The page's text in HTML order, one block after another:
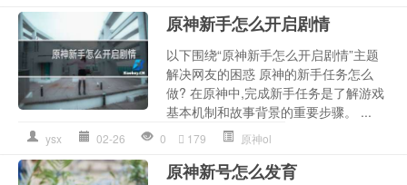
原神新手怎么开启剧情
以下围绕“原神新手怎么开启剧情”主题
解决网友的困惑 原神的新手任务怎么
做? 在原神中,完成新手任务是了解游戏
基本机制和故事背景的重要步骤。 ...
ysx 02-26 0 179 原神ol
原神新号怎么发育